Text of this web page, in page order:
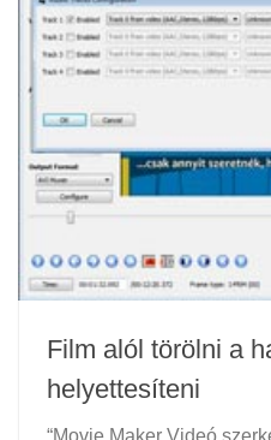
Film alól törölni a
helyettesíteni